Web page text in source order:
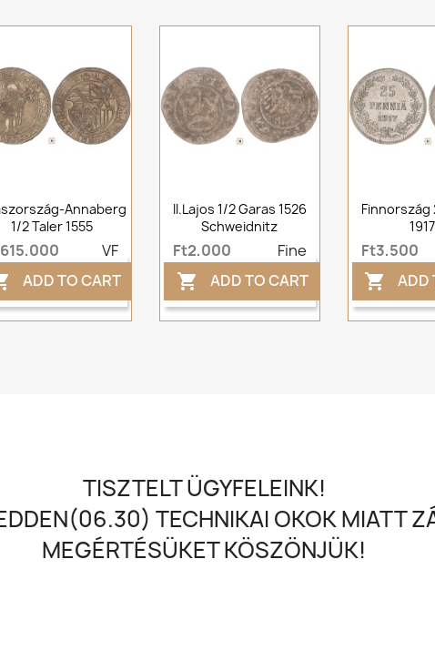
Annaberg
1/2 Taler 1555
VF
ADD TO CART
II.Lajos 1/2 Garas 1526
Schweidnitz
Ft2,000 Fine
 ADD TO CART
Finnország
Ft3,500
 ADD
TISZTELT ÜGYFELEINK!
TECHNIKAI OKOK MIATT
MEGÉRTÉSÜKET KÖSZÖNJÜK!